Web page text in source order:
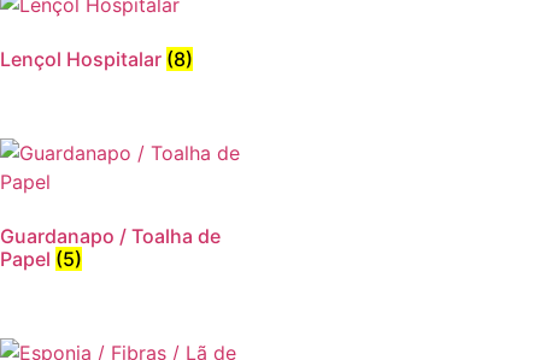
Lençol Hospitalar (8)
Guardanapo / Toalha de
Papel (5)